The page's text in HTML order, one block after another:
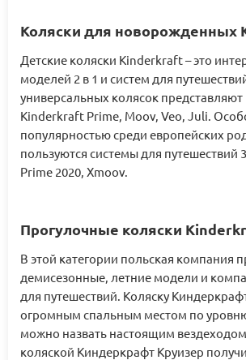
Коляски для новорожденных
Детские коляски Kinderkraft – это
моделей 2 в 1 и систем для
универсальных колясок
Kinderkraft Prime, Moov, Veo, Juli.
популярностью среди европейских
пользуются системы для путешествий
Prime 2020, Xmoov.
Прогулочные коляски
В этой категории польская компания
демисезонные, летние модели и
для путешествий. Коляску
огромным спальным местом по
можно назвать настоящим
коляской Киндеркрафт Круизер